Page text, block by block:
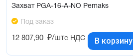
Захват PGA-16-A-NO Pemaks
Под заказ
12 807,90 ₽/штс НДС В корзину